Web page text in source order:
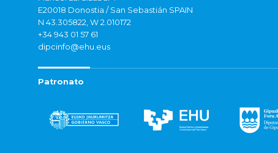
E20018 Donostia / San Sebastián SPAIN
N 43.305822, W 2.010172
+34 943 01 57 61
dipcinfo@ehu.eus
Patronato